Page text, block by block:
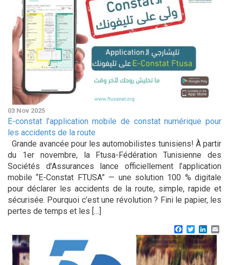
03 Nov 2025
E-constat l’application mobile de constat numérique pour
les accidents de la route
Grande avancée pour les automobilistes tunisiens! À partir
du 1er novembre, la Ftusa-Fédération Tunisienne des
Sociétés d’Assurances lance officiellement l’application
mobile “E-Constat FTUSA” — une solution 100 % digitale
pour déclarer les accidents de la route, simple, rapide et
sécurisée. Pourquoi c’est une révolution ? Fini le papier, les
pertes de temps et les […]
Facebook
Twitter